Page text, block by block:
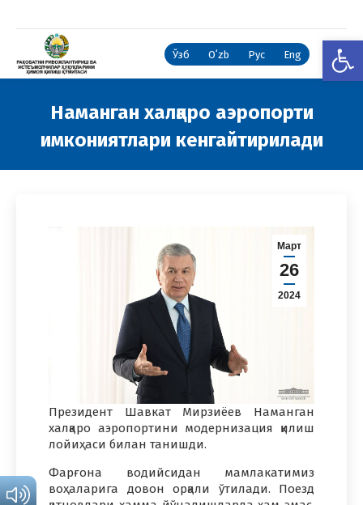
Ўзб Oʻzb Рус Eng
Наманган халқаро аэропорти
имкониятлари кенгайтирилади
Март
26
2024
Президент Шавкат Мирзиёев Наманган
халқаро аэропортини модернизация қилиш
лойиҳаси билан танишди.
Фарғона водийсидан мамлакатимиз
воҳаларига довон орқали ўтилади. Поезд